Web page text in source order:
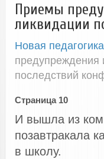
Приемы
ликвидации
Новая педагогика
предупреждения
последствий
Страница 10
И вышла из
позавтракала
в школу.